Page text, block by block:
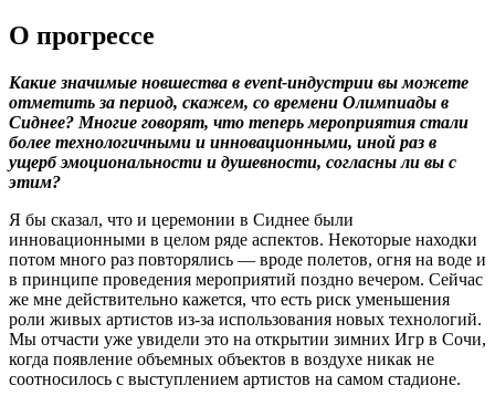
О прогрессе
Какие значимые новшества в event-индустрии вы можете
отметить за период, скажем, со времени Олимпиады в
Сиднее? Многие говорят, что теперь мероприятия стали
более технологичными и инновационными, иной раз в
ущерб эмоциональности и душевности, согласны ли вы с
этим?
Я бы сказал, что и церемонии в Сиднее были
инновационными в целом ряде аспектов. Некоторые находки
потом много раз повторялись — вроде полетов, огня на воде и
в принципе проведения мероприятий поздно вечером. Сейчас
же мне действительно кажется, что есть риск уменьшения
роли живых артистов из-за использования новых технологий.
Мы отчасти уже увидели это на открытии зимних Игр в Сочи,
когда появление объемных объектов в воздухе никак не
соотносилось с выступлением артистов на самом стадионе.